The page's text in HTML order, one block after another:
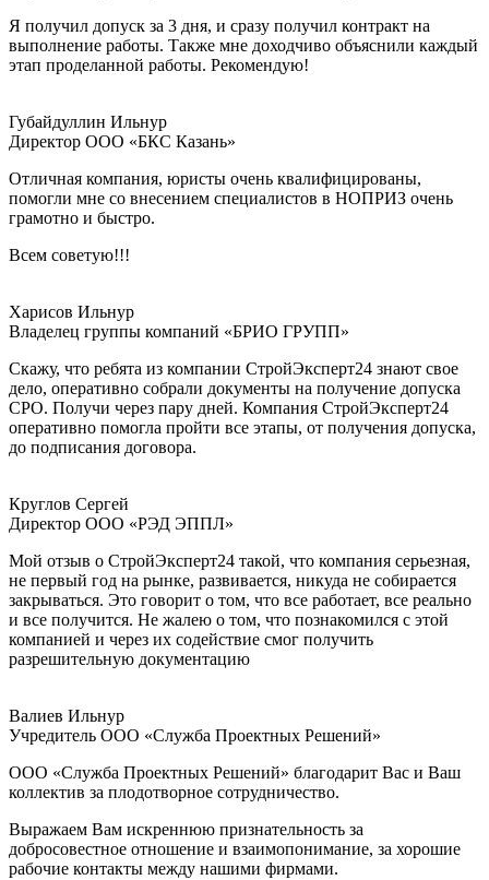
Я получил допуск за 3 дня, и сразу получил контракт на
выполнение работы. Также мне доходчиво объяснили каждый
этап проделанной работы. Рекомендую!
Губайдуллин Ильнур
Директор ООО «БКС Казань»
Отличная компания, юристы очень квалифицированы,
помогли мне со внесением специалистов в НОПРИЗ очень
грамотно и быстро.
Всем советую!!!
Харисов Ильнур
Владелец группы компаний «БРИО ГРУПП»
Скажу, что ребята из компании СтройЭксперт24 знают свое
дело, оперативно собрали документы на получение допуска
СРО. Получи через пару дней. Компания СтройЭксперт24
оперативно помогла пройти все этапы, от получения допуска,
до подписания договора.
Круглов Сергей
Директор ООО «РЭД ЭППЛ»
Мой отзыв о СтройЭксперт24 такой, что компания серьезная,
не первый год на рынке, развивается, никуда не собирается
закрываться. Это говорит о том, что все работает, все реально
и все получится. Не жалею о том, что познакомился с этой
компанией и через их содействие смог получить
разрешительную документацию
Валиев Ильнур
Учредитель ООО «Служба Проектных Решений»
ООО «Служба Проектных Решений» благодарит Вас и Ваш
коллектив за плодотворное сотрудничество.
Выражаем Вам искреннюю признательность за
добросовестное отношение и взаимопонимание, за хорошие
рабочие контакты между нашими фирмами.